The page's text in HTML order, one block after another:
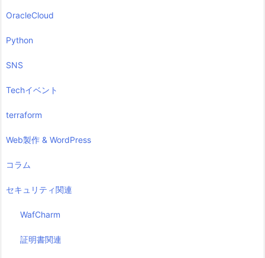
OracleCloud
Python
SNS
Techイベント
terraform
Web製作 & WordPress
コラム
セキュリティ関連
WafCharm
証明書関連